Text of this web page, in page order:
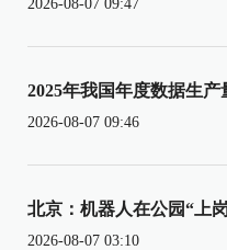
2026-08-07 09:47
2025年我国年度数据生产
2026-08-07 09:46
北京：机器人在公园“上
2026-08-07 03:10